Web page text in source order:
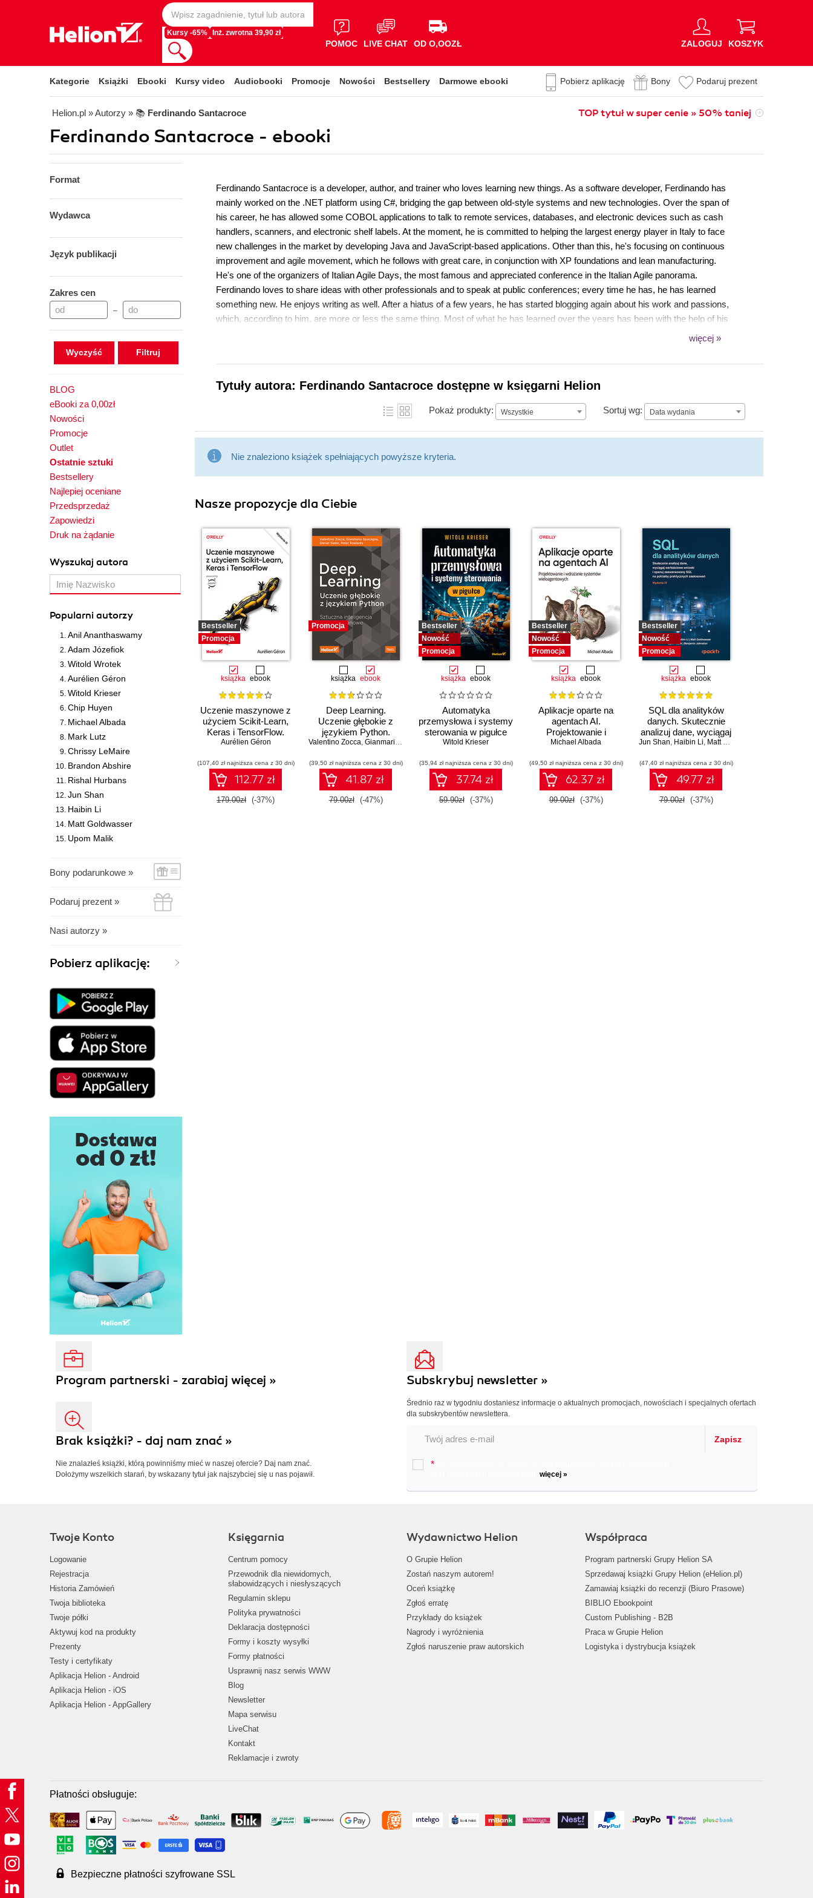
Kursy -65% Inż. zwrotna 39,90 zł
POMOC LIVE CHAT OD O,OOZŁ ZALOGUJ KOSZYK
Kategorie Książki Ebooki Kursy video Audiobooki Promocje Nowości Bestsellery Darmowe ebooki Pobierz aplikację Bony Podaruj prezent
Helion.pl » Autorzy » 📚 Ferdinando Santacroce TOP tytuł w super cenie » 50% taniej
Ferdinando Santacroce - ebooki
Format
Wydawca
Język publikacji
Zakres cen
–
Wyczyść
BLOG
eBooki za 0,00zł
Nowości
Promocje
Outlet
Ostatnie sztuki
Bestsellery
Najlepiej oceniane
Przedsprzedaż
Zapowiedzi
Druk na żądanie
Wyszukaj autora
Popularni autorzy
Anil Ananthaswamy
Adam Józefiok
Witold Wrotek
Aurélien Géron
Witold Krieser
Chip Huyen
Michael Albada
Mark Lutz
Chrissy LeMaire
Brandon Abshire
Rishal Hurbans
Jun Shan
Haibin Li
Matt Goldwasser
Upom Malik
Bony podarunkowe »
Podaruj prezent »
Nasi autorzy »
Pobierz aplikację:
Ferdinando Santacroce is a developer, author, and trainer who loves learning new things. As a software developer, Ferdinando has
mainly worked on the .NET platform using C#, bridging the gap between old-style systems and new technologies. Over the span of
his career, he has allowed some COBOL applications to talk to remote services, databases, and electronic devices such as cash
handlers, scanners, and electronic shelf labels. At the moment, he is committed to helping the largest energy player in Italy to face
new challenges in the market by developing Java and JavaScript-based applications. Other than this, he's focusing on continuous
improvement and agile movement, which he follows with great care, in conjunction with XP foundations and lean manufacturing.
He's one of the organizers of Italian Agile Days, the most famous and appreciated conference in the Italian Agile panorama.
Ferdinando loves to share ideas with other professionals and to speak at public conferences; every time he has, he has learned
something new. He enjoys writing as well. After a hiatus of a few years, he has started blogging again about his work and passions,
which, according to him, are more or less the same thing. Most of what he has learned over the years has been with the help of his
friends and colleagues. Other than working within the same team or on the same code base, they have encouraged him to read
więcej »
Tytuły autora: Ferdinando Santacroce dostępne w księgarni Helion
Pokaż produkty: Wszystkie Sortuj wg: Data wydania
Data wydania
Nie znaleziono książek spełniających powyższe kryteria.
Nasze propozycje dla Ciebie
Bestseller
Promocja
książka ebook
Uczenie maszynowe z
użyciem Scikit-Learn,
Keras i TensorFlow.
Wydanie III
Aurélien Géron
(107,40 zł najniższa cena z 30 dni)
112.77 zł
179.00zł (-37%)
Promocja
książka ebook
Deep Learning.
Uczenie głębokie z
językiem Python.
Sztuczna inteligencja i
Valentino Zocca, Gianmario Spacagna Daniel Slater,Peter Roelants
(39,50 zł najniższa cena z 30 dni)
41.87 zł
79.00zł (-47%)
Bestseller
Nowość
Promocja
książka ebook
Automatyka
przemysłowa i systemy
sterowania w pigułce
Witold Krieser
(35,94 zł najniższa cena z 30 dni)
37.74 zł
59.90zł (-37%)
Bestseller
Nowość
Promocja
książka ebook
Aplikacje oparte na
agentach AI.
Projektowanie i
wdrażanie systemów
Michael Albada
(49,50 zł najniższa cena z 30 dni)
62.37 zł
99.00zł (-37%)
Bestseller
Nowość
Promocja
książka ebook
SQL dla analityków
danych. Skutecznie
analizuj dane, wyciągaj
wartościowe wnioski i
SQL na potrzeby
praktycznych
zastosowań. Wydanie
IV
Jun Shan, Haibin Li, Matt Goldwasser
(47,40 zł najniższa cena z 30 dni)
49.77 zł
79.00zł (-37%)
Program partnerski - zarabiaj więcej »
Brak książki? - daj nam znać »
Nie znalazłeś książki, którą powinniśmy mieć w naszej ofercie? Daj nam znać.
Dołożymy wszelkich starań, by wskazany tytuł jak najszybciej się u nas pojawił.
Subskrybuj newsletter »
Średnio raz w tygodniu dostaniesz informacje o aktualnych promocjach, nowościach i specjalnych ofertach
dla subskrybentów newslettera.
Zapisz
*
więcej »
Twoje Konto
Logowanie
Rejestracja
Historia Zamówień
Twoja biblioteka
Twoje półki
Aktywuj kod na produkty
Prezenty
Testy i certyfikaty
Aplikacja Helion - Android
Aplikacja Helion - iOS
Aplikacja Helion - AppGallery
Księgarnia
Centrum pomocy
Przewodnik dla niewidomych,
słabowidzących i niesłyszących
Regulamin sklepu
Polityka prywatności
Deklaracja dostępności
Formy i koszty wysyłki
Formy płatności
Usprawnij nasz serwis WWW
Blog
Newsletter
Mapa serwisu
LiveChat
Kontakt
Reklamacje i zwroty
Wydawnictwo Helion
O Grupie Helion
Zostań naszym autorem!
Oceń książkę
Zgłoś erratę
Przykłady do książek
Nagrody i wyróżnienia
Zgłoś naruszenie praw autorskich
Współpraca
Program partnerski Grupy Helion SA
Sprzedawaj książki Grupy Helion (eHelion.pl)
Zamawiaj książki do recenzji (Biuro Prasowe)
BIBLIO Ebookpoint
Custom Publishing - B2B
Praca w Grupie Helion
Logistyka i dystrybucja książek
Płatności obsługuje:
Bezpieczne płatności szyfrowane SSL